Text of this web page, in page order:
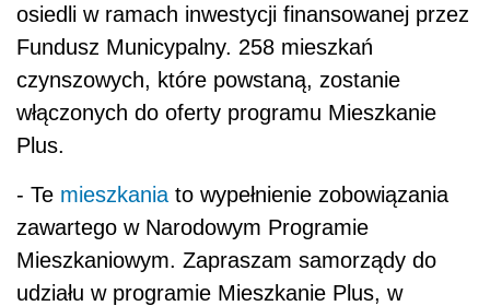
osiedli w ramach inwestycji finansowanej przez
Fundusz Municypalny. 258 mieszkań
czynszowych, które powstaną, zostanie
włączonych do oferty programu Mieszkanie
Plus.
- Te mieszkania to wypełnienie zobowiązania
zawartego w Narodowym Programie
Mieszkaniowym. Zapraszam samorządy do
udziału w programie Mieszkanie Plus, w